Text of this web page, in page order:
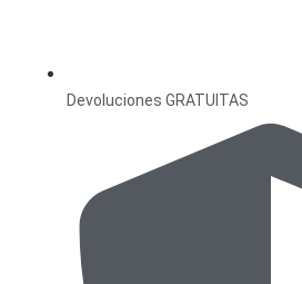
Devoluciones GRATUITAS